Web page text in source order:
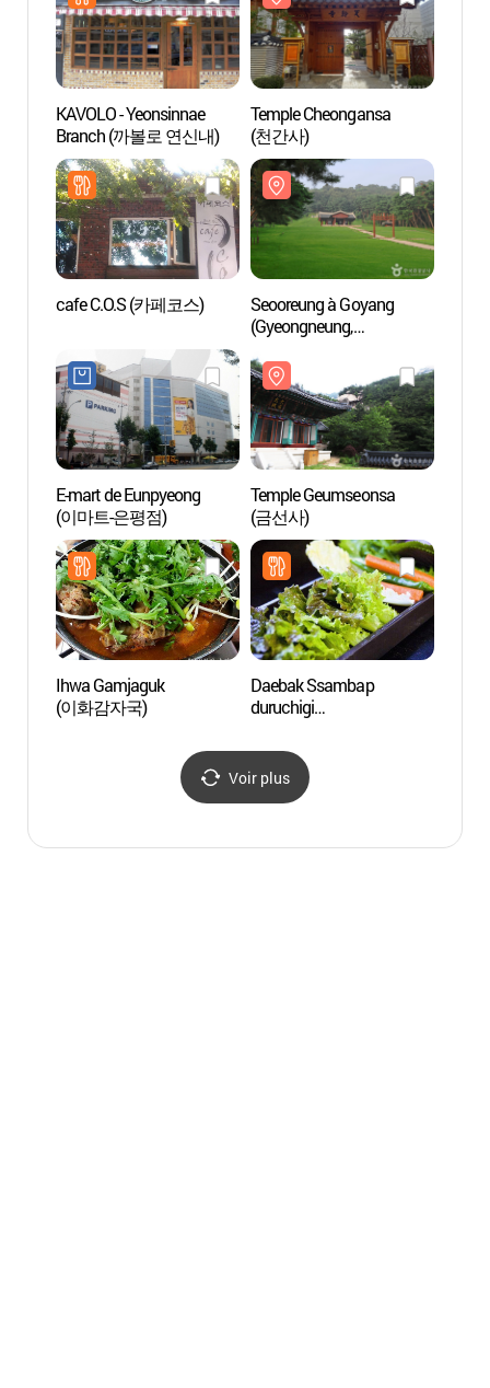
KAVOLO - Yeonsinnae
Branch (까볼로 연신내)
Temple Cheongansa
(천간사)
cafe C.O.S (카페코스)
Seooreung à Goyang
(Gyeongneung,
Ingneung et
Myeongneung)
[Patrimoine Mondial de
l'UNESCO] (고양 서오릉)
E-mart de Eunpyeong
(이마트-은평점)
Temple Geumseonsa
(금선사)
Ihwa Gamjaguk
(이화감자국)
Daebak Ssambap
duruchigi
Voir plus